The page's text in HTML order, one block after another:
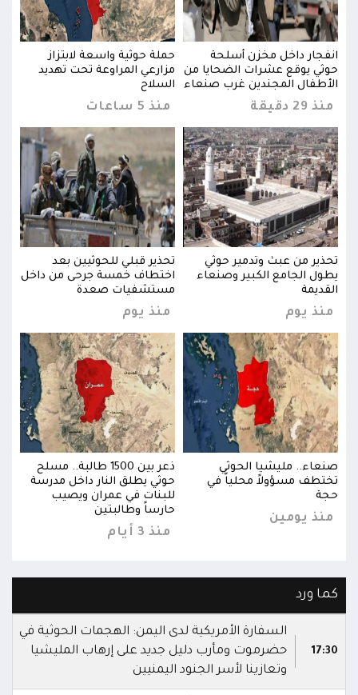
انفجار داخل مخزن أسلحة
حوثي يوقع عشرات الضحايا من
الأطفال المجندين غرب صنعاء
منذ 29 دقيقة
حملة حوثية واسعة لابتزاز
مزارعي المراوعة تحت تهديد
السلاح
منذ 5 ساعات
تحذير من عبث وتدمير حوثي
يطول الجامع الكبير وصنعاء
القديمة
منذ يوم
تحذير قبلي للحوثيين بعد
اختطاف خمسة جرحى من داخل
مستشفيات صعدة
منذ يوم
صنعاء.. مليشيا الحوثي
تختطف مسؤولاً محلياً في
حجة
منذ يومين
ذعر بين 1500 طالبة.. مسلح
حوثي يطلق النار داخل مدرسة
للبنات في عمران ويصيب
حارساً وطالبتين
منذ 3 أيام
كما ورد
17:30
السفارة الأمريكية لدى اليمن: الهجمات الحوثية في
حضرموت ومأرب دليل جديد على إرهاب المليشيا
وتعازينا لأسر الجنود اليمنيين